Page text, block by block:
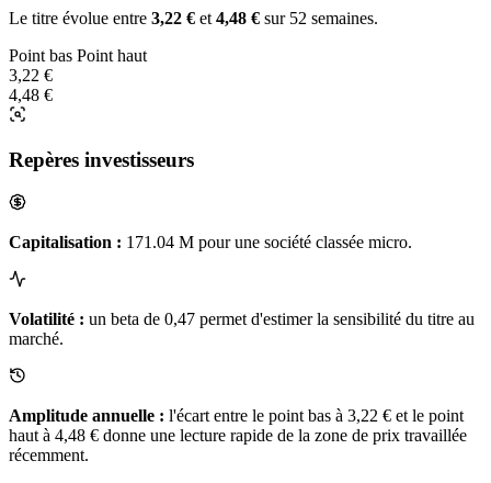
Le titre évolue entre 3,22 € et 4,48 € sur 52 semaines.
Point bas Point haut
3,22 €
4,48 €
Repères investisseurs
Capitalisation : 171.04 M pour une société classée micro.
Volatilité : un beta de 0,47 permet d'estimer la sensibilité du titre au
marché.
Amplitude annuelle : l'écart entre le point bas à 3,22 € et le point
haut à 4,48 € donne une lecture rapide de la zone de prix travaillée
récemment.